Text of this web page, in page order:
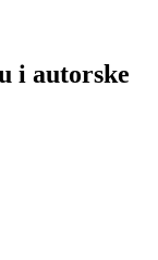
i autorske